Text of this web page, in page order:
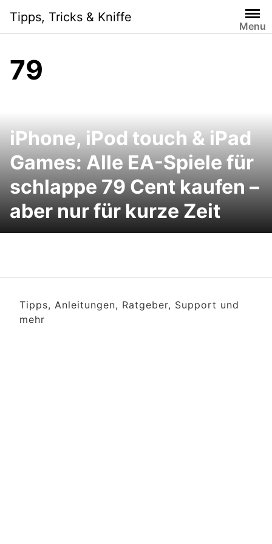
content
Tipps, Tricks & Kniffe
Menu
79
iPhone, iPod touch & iPad
Games: Alle EA-Spiele für
schlappe 79 Cent kaufen –
aber nur für kurze Zeit
Tipps, Anleitungen, Ratgeber, Support und
mehr